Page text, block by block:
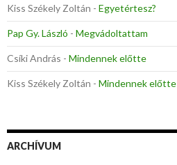
Kiss Székely Zoltán - Egyetértesz?
Pap Gy. László - Megvádoltattam
Csíki András - Mindennek előtte
Kiss Székely Zoltán - Mindennek előtte
ARCHÍVUM